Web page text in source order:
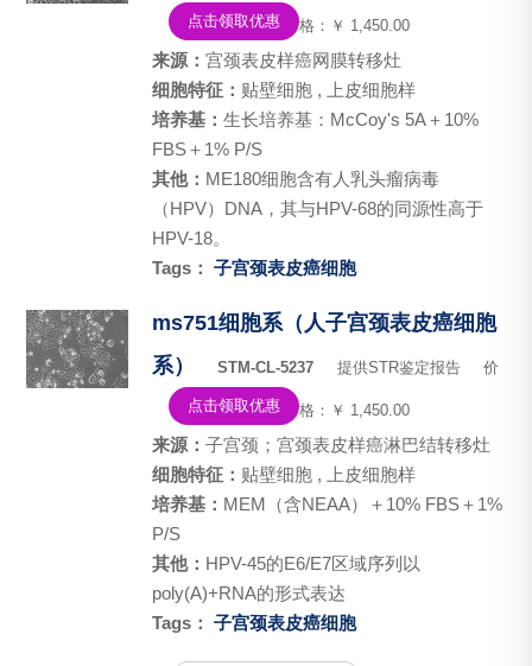
格：￥ 1,450.00
点击领取优惠
来源： 宫颈表皮样癌网膜转移灶
细胞特征： 贴壁细胞 , 上皮细胞样
培养基： 生长培养基：McCoy's 5A＋10%
FBS＋1% P/S
其他： ME180细胞含有人乳头瘤病毒
（HPV）DNA，其与HPV-68的同源性高于
HPV-18。
Tags： 子宫颈表皮癌细胞
ms751细胞系（人子宫颈表皮癌细胞
系）
STM-CL-5237 提供STR鉴定报告 价
格：￥ 1,450.00
点击领取优惠
来源： 子宫颈；宫颈表皮样癌淋巴结转移灶
细胞特征： 贴壁细胞 , 上皮细胞样
培养基： MEM（含NEAA）＋10% FBS＋1%
P/S
其他： HPV-45的E6/E7区域序列以
poly(A)+RNA的形式表达
Tags： 子宫颈表皮癌细胞